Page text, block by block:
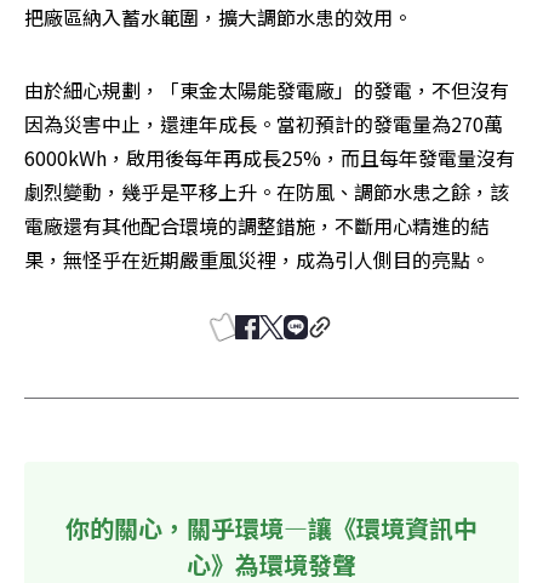
把廠區納入蓄水範圍，擴大調節水患的效用。
由於細心規劃，「東金太陽能發電廠」的發電，不但沒有
因為災害中止，還連年成長。當初預計的發電量為270萬
6000kWh，啟用後每年再成長25%，而且每年發電量沒有
劇烈變動，幾乎是平移上升。在防風、調節水患之餘，該
電廠還有其他配合環境的調整錯施，不斷用心精進的結
果，無怪乎在近期嚴重風災裡，成為引人側目的亮點。
你的關心，關乎環境—讓《環境資訊中
心》為環境發聲